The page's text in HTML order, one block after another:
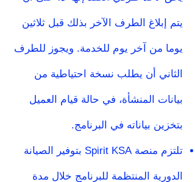
يتم إبلاغ الطرف الآخر بذلك قبل ثلاثين
يوما من آخر يوم للخدمة. ويجوز للطرف
الثاني أن يطلب نسخة احتياطية من
بيانات المنشأة، في حالة قيام العميل
بتخزين بياناته في البرنامج.
تلتزم منصة Spirit KSA بتوفير الصيانة
الدورية المنتظمة للبرنامج خلال مدة